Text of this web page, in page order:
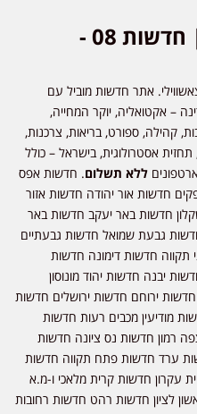
חדשות אפס שמונה | חדשות 08 -
אתר חדשות מוביל עם
– אקטואליה, יוקר המחייה,
קהילה, ספורט, בריאות, צרכנות,
תחזית אסטרולוגית, בישראל – כולל
ללא תשלום. חדשות אפס
חדשות אור יהודה חדשות אזור
חדשות באר יעקב חדשות באר
גבעת שמואל חדשות גבעתיים
תקווה חדשות דימונה חדשות
יבנה חדשות יהוד מונוסון
ירוחם חדשות ירושלים חדשות
מודיעין מכבים רעות חדשות
רמון חדשות נס ציונה חדשות
ערד חדשות פתח תקווה חדשות
עקרון חדשות קרית מלאכי ו-מ.א
לציון חדשות רהט חדשות רחובות